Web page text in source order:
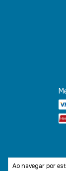
Ao navegar por